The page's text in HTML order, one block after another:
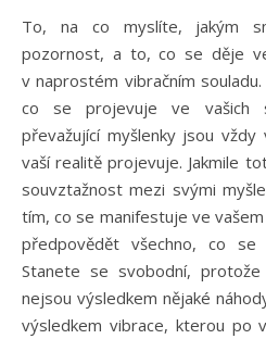
To, na co myslíte, jakým směrem zaměřujete svou
pozornost, a to, co se děje
v naprostém vibračním
co se projevuje ve vašich
převažující myšlenky jsou
vaší realitě projevuje. Jakmile
souvztažnost mezi svými
tím, co se manifestuje ve
předpovědět všechno, co
Stanete se svobodní,
nejsou výsledkem nějaké
výsledkem vibrace, kterou po